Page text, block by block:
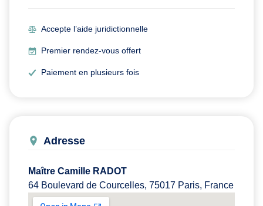
Accepte l’aide juridictionnelle
Premier rendez-vous offert
Paiement en plusieurs fois
Adresse
Maître Camille RADOT
64 Boulevard de Courcelles, 75017 Paris, France